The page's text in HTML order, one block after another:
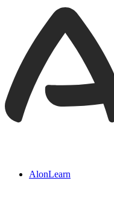
AlonLearn